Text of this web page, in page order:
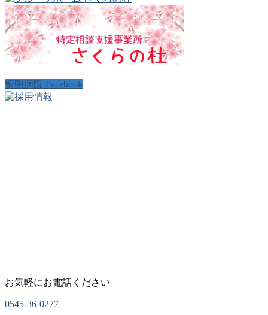
聖明病院 Facebook
お気軽にお電話ください
0545-36-0277